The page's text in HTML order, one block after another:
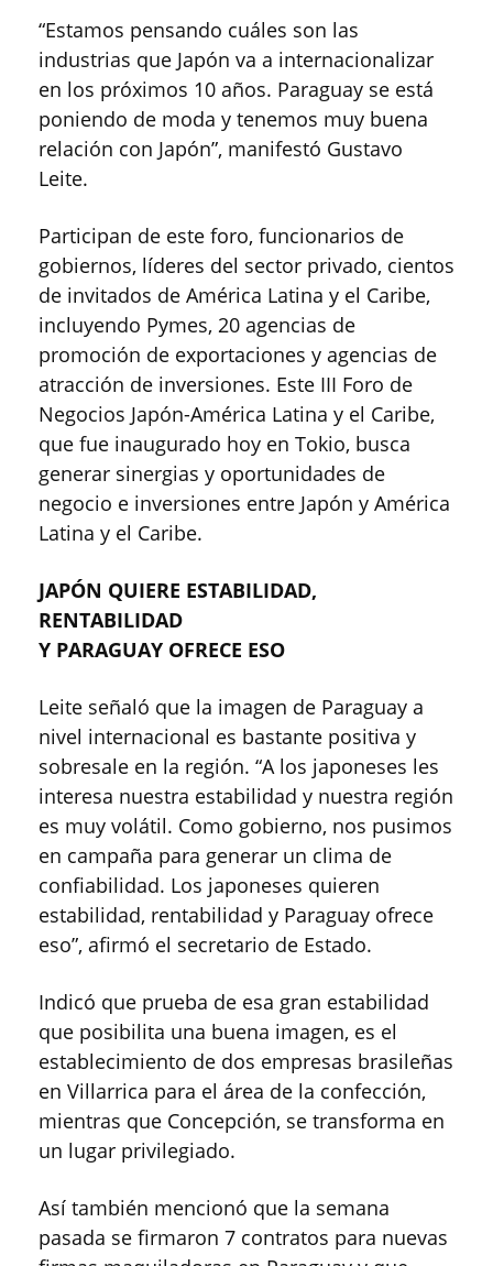
“Estamos pensando cuáles son las
industrias que Japón va a internacionalizar
en los próximos 10 años. Paraguay se está
poniendo de moda y tenemos muy buena
relación con Japón”, manifestó Gustavo
Leite.
Participan de este foro, funcionarios de
gobiernos, líderes del sector privado, cientos
de invitados de América Latina y el Caribe,
incluyendo Pymes, 20 agencias de
promoción de exportaciones y agencias de
atracción de inversiones. Este III Foro de
Negocios Japón-América Latina y el Caribe,
que fue inaugurado hoy en Tokio, busca
generar sinergias y oportunidades de
negocio e inversiones entre Japón y América
Latina y el Caribe.
JAPÓN QUIERE ESTABILIDAD,
RENTABILIDAD
Y PARAGUAY OFRECE ESO
Leite señaló que la imagen de Paraguay a
nivel internacional es bastante positiva y
sobresale en la región. “A los japoneses les
interesa nuestra estabilidad y nuestra región
es muy volátil. Como gobierno, nos pusimos
en campaña para generar un clima de
confiabilidad. Los japoneses quieren
estabilidad, rentabilidad y Paraguay ofrece
eso”, afirmó el secretario de Estado.
Indicó que prueba de esa gran estabilidad
que posibilita una buena imagen, es el
establecimiento de dos empresas brasileñas
en Villarrica para el área de la confección,
mientras que Concepción, se transforma en
un lugar privilegiado.
Así también mencionó que la semana
pasada se firmaron 7 contratos para nuevas